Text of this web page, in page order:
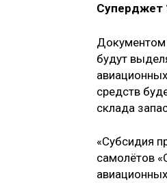
Суперджет
Документом
будут
средств
склада
«Субсидия
самолётов